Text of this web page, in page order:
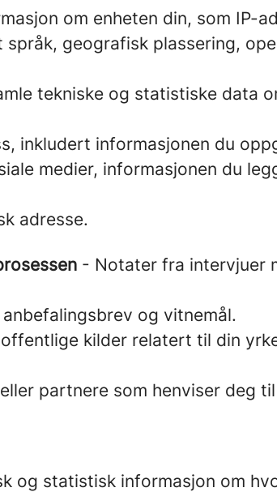
om enheten din, som IP-
geografisk plassering,
tekniske og statistiske data
inkludert informasjonen du
medier, informasjonen du
adresse.
- Notater fra intervjuer
og vitnemål.
kilder relatert til din
partnere som henviser deg
og statistisk informasjon om